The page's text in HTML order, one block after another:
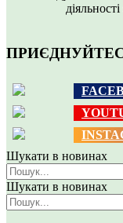
Шукати в новинах
Шукати в новинах